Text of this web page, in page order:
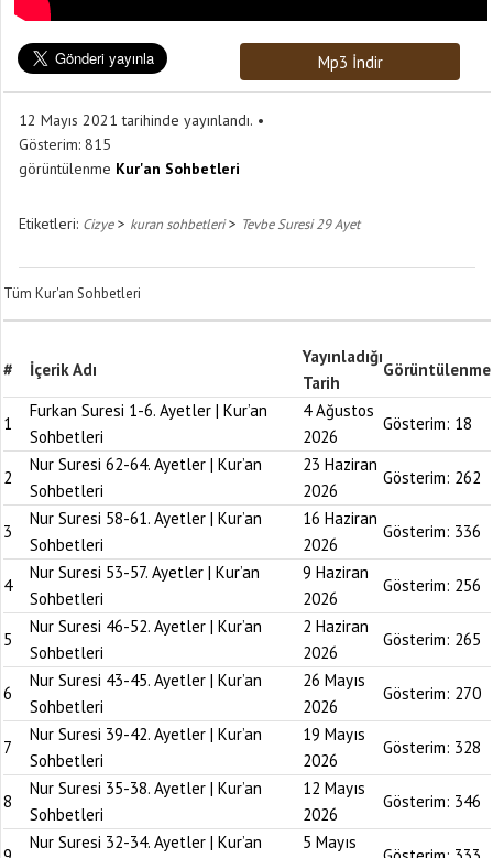
Mp3 İndir
12 Mayıs 2021 tarihinde yayınlandı.
Gösterim: 815
görüntülenme Kur'an Sohbetleri
Etiketleri: Cizye> kuran sohbetleri> Tevbe Suresi 29 Ayet
Tüm Kur'an Sohbetleri
# İçerik Adı
Yayınladığı
Tarih
Görüntülenme
1
Furkan Suresi 1-6. Ayetler | Kur’an
Sohbetleri
4 Ağustos
2026
Gösterim: 18
2
Nur Suresi 62-64. Ayetler | Kur’an
Sohbetleri
23 Haziran
2026
Gösterim: 262
3
Nur Suresi 58-61. Ayetler | Kur’an
Sohbetleri
16 Haziran
2026
Gösterim: 336
4
Nur Suresi 53-57. Ayetler | Kur’an
Sohbetleri
9 Haziran
2026
Gösterim: 256
5
Nur Suresi 46-52. Ayetler | Kur’an
Sohbetleri
2 Haziran
2026
Gösterim: 265
6
Nur Suresi 43-45. Ayetler | Kur’an
Sohbetleri
26 Mayıs
2026
Gösterim: 270
7
Nur Suresi 39-42. Ayetler | Kur’an
Sohbetleri
19 Mayıs
2026
Gösterim: 328
8
Nur Suresi 35-38. Ayetler | Kur’an
Sohbetleri
12 Mayıs
2026
Gösterim: 346
Nur Suresi 32-34. Ayetler | Kur’an
5 Mayıs